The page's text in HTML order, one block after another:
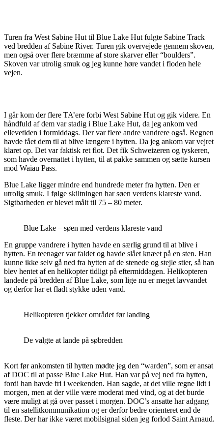
Turen fra West Sabine Hut til Blue Lake Hut fulgte Sabine Track
ved bredden af Sabine River. Turen gik overvejede gennem skoven,
men også over flere bræmme af store skarver eller “boulders”.
Skoven var utrolig smuk og jeg kunne høre vandet i floden hele
vejen.
I går kom der flere TA’ere forbi West Sabine Hut og gik videre. En
håndfuld af dem var stadig i Blue Lake Hut, da jeg ankom ved
ellevetiden i formiddags. Der var flere andre vandrere også. Regnen
havde fået dem til at blive længere i hytten. Da jeg ankom var vejret
klaret op. Det var faktisk ret flot. Det fik Schweizeren og tyskeren,
som havde overnattet i hytten, til at pakke sammen og sætte kursen
mod Waiau Pass.
Blue Lake ligger mindre end hundrede meter fra hytten. Den er
utrolig smuk. I følge skiltningen har søen verdens klareste vand.
Sigtbarheden er blevet målt til 75 – 80 meter.
Blue Lake – søen med verdens klareste vand
En gruppe vandrere i hytten havde en særlig grund til at blive i
hytten. En teenager var faldet og havde slået knæet på en sten. Han
kunne ikke selv gå ned fra hytten af de stenede og stejle stier, så han
blev hentet af en helikopter tidligt på eftermiddagen. Helikopteren
landede på bredden af Blue Lake, som lige nu er meget lavvandet
og derfor har et fladt stykke uden vand.
Helikopteren tjekker området før landing
De valgte at lande på søbredden
Kort før ankomsten til hytten mødte jeg den “warden”, som er ansat
af DOC til at passe Blue Lake Hut. Han var på vej ned fra hytten,
fordi han havde fri i weekenden. Han sagde, at det ville regne lidt i
morgen, men at der ville være moderat med vind, og at det burde
være muligt at gå over passet i morgen. DOC’s ansatte har adgang
til en satellitkommunikation og er derfor bedre orienteret end de
fleste. Der har ikke været mobilsignal siden jeg forlod Saint Arnaud.